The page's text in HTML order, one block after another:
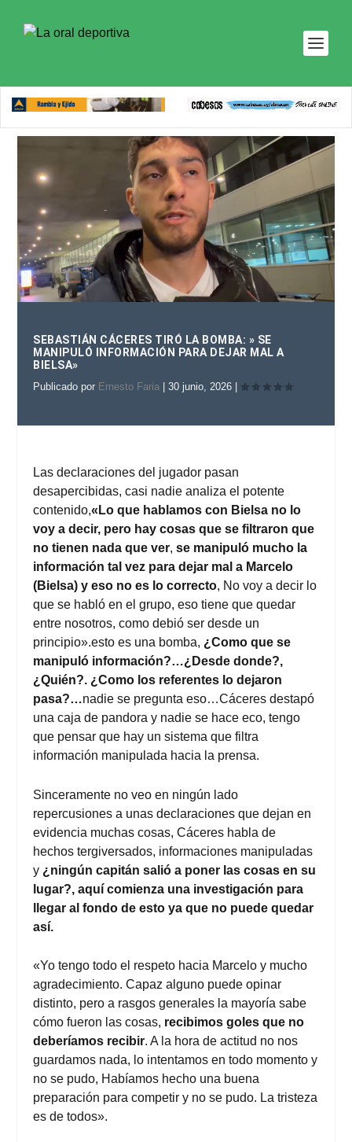
SEBASTIÁN CÁCERES TIRÓ LA BOMBA: » SE
MANIPULÓ INFORMACIÓN PARA DEJAR MAL A
BIELSA»
Publicado por Ernesto Faria |30 junio, 2026
Las declaraciones del jugador pasan
desapercibidas, casi nadie analiza el potente
contenido,«Lo que hablamos con Bielsa no lo
voy a decir, pero hay cosas que se filtraron que
no tienen nada que ver,se manipuló mucho la
información tal vez para dejar mal a Marcelo
(Bielsa) y eso no es lo correcto, No voy a decir lo
que se habló en el grupo, eso tiene que quedar
entre nosotros, como debió ser desde un
principio».esto es una bomba, ¿Como que se
manipuló información?…¿Desde donde?,
¿Quién?. ¿Como los referentes lo dejaron
pasa?…nadie se pregunta eso…Cáceres destapó
una caja de pandora y nadie se hace eco, tengo
que pensar que hay un sistema que filtra
información manipulada hacia la prensa.
Sinceramente no veo en ningún lado
repercusiones a unas declaraciones que dejan en
evidencia muchas cosas, Cáceres habla de
hechos tergiversados, informaciones manipuladas
y ¿ningún capitán salió a poner las cosas en su
lugar?, aquí comienza una investigación para
llegar al fondo de esto ya que no puede quedar
así.
«Yo tengo todo el respeto hacia Marcelo y mucho
agradecimiento. Capaz alguno puede opinar
distinto, pero a rasgos generales la mayoría sabe
cómo fueron las cosas, recibimos goles que no
deberíamos recibir. A la hora de actitud no nos
guardamos nada, lo intentamos en todo momento y
no se pudo, Habíamos hecho una buena
preparación para competir y no se pudo. La tristeza
es de todos».